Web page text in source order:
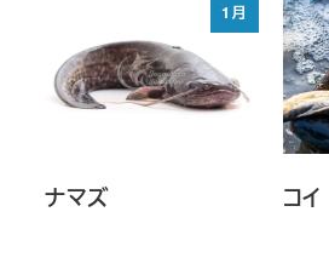
1月
ナマズ コイ